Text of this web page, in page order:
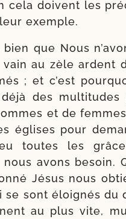
cela doivent les
exemple.
que Nous
au zèle ardent
; et c’est
des mul­ti­tudes
et de
églises pour
toutes les
avons besoin.
Jésus nous
se sont éloi­gnés du
au plus vite,